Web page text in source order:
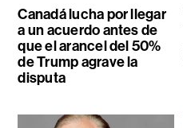
Canadá lucha por llegar
a un acuerdo antes de
que el arancel del 50%
de Trump agrave la
disputa